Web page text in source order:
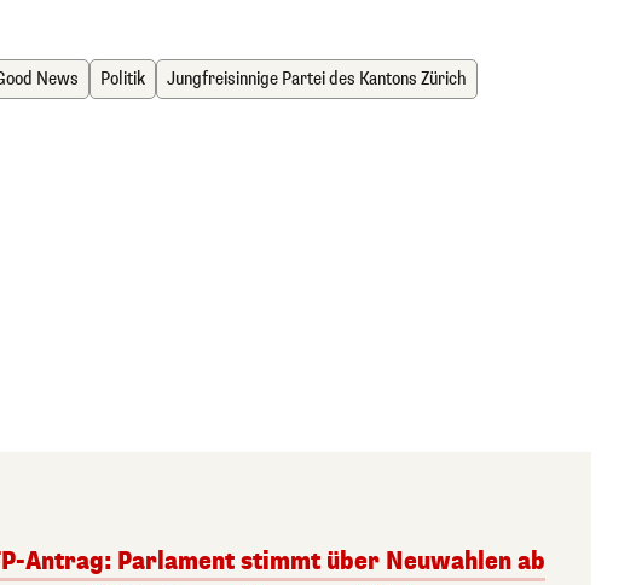
News Politik Jungfreisinnige Partei des Kantons Zürich
Antrag: Parlament stimmt über Neuwahlen ab